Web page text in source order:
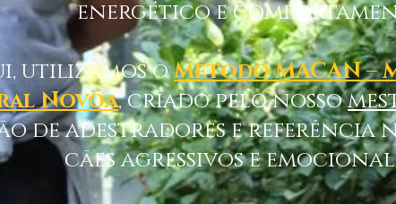
energético e
utilizamos oMétodo MACAN
Novoa, criado pelo nosso
de adestradores e referência
cães agressivos e